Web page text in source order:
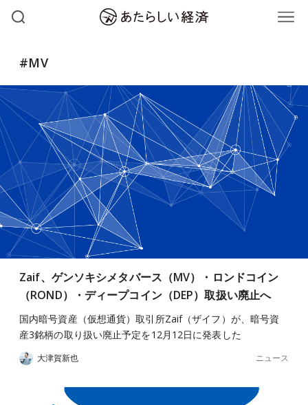
#MV
Zaif、ゲンソキシメタバース（MV）・ロンドコイン
（ROND）・ディープコイン（DEP）取扱い廃止へ
国内暗号資産（仮想通貨）取引所Zaif（ザイフ）が、暗号資
産3銘柄の取り扱い廃止予定を12月12日に発表した
大津賀新也 ニュース